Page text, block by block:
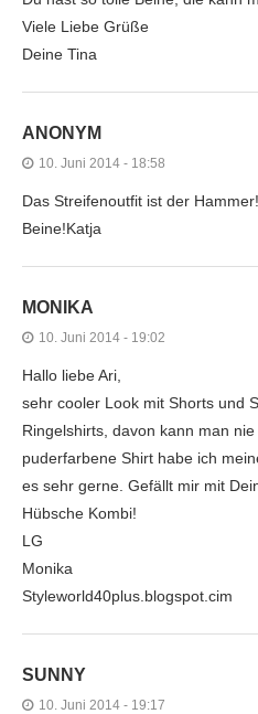
Viele Liebe Grüße
Deine Tina
ANONYM
10. Juni 2014 - 18:58
Das Streifenoutfit ist der
Beine!Katja
MONIKA
10. Juni 2014 - 19:02
Hallo liebe Ari,
sehr cooler Look mit Shorts und
Ringelshirts, davon kann man
puderfarbene Shirt habe ich
es sehr gerne. Gefällt mir mit
Hübsche Kombi!
LG
Monika
Styleworld40plus.blogspot.cim
SUNNY
10. Juni 2014 - 19:17